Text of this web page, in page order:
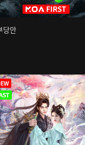
당안